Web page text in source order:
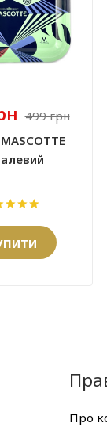
499 грн
Про